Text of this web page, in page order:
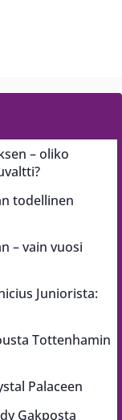
– oliko
todellinen
– vain vuosi
Juniorista:
Tottenhamin
Palaceen
Gakposta